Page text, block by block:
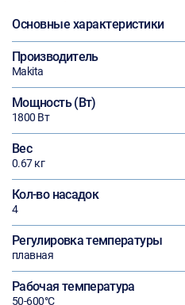
Основные характеристики
Производитель
Makita
Мощность (Вт)
1800 Вт
Вес
0.67 кг
Кол-во насадок
4
Регулировка температуры
плавная
Рабочая температура
50-600°С